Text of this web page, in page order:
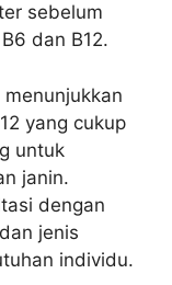
sebelum
dan B12.
yang cukup
untuk
janin.
dengan
jenis
individu.